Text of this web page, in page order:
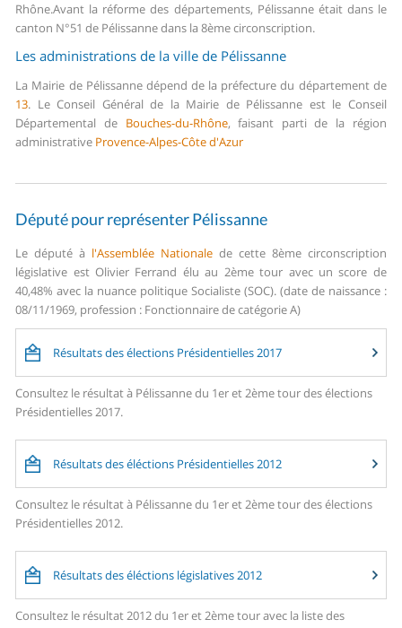
Rhône.Avant la réforme des départements, Pélissanne était dans le
canton N°51 de Pélissanne dans la 8ème circonscription.
Les administrations de la ville de Pélissanne
La Mairie de Pélissanne dépend de la préfecture du département de
13. Le Conseil Général de la Mairie de Pélissanne est le Conseil
Départemental de Bouches-du-Rhône, faisant parti de la région
administrative Provence-Alpes-Côte d'Azur
Député pour représenter Pélissanne
Le député à l'Assemblée Nationale de cette 8ème circonscription
législative est Olivier Ferrand élu au 2ème tour avec un score de
40,48% avec la nuance politique Socialiste (SOC). (date de naissance :
08/11/1969, profession : Fonctionnaire de catégorie A)
Résultats des élections Présidentielles 2017
Consultez le résultat à Pélissanne du 1er et 2ème tour des élections
Présidentielles 2017.
Résultats des éléctions Présidentielles 2012
Consultez le résultat à Pélissanne du 1er et 2ème tour des élections
Présidentielles 2012.
Résultats des éléctions législatives 2012
Consultez le résultat 2012 du 1er et 2ème tour avec la liste des